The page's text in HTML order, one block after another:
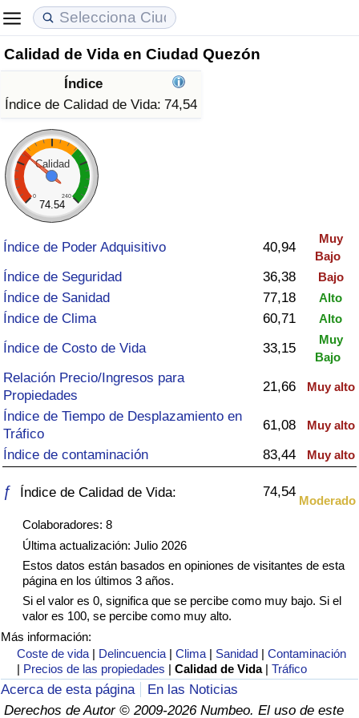
Calidad de Vida en Ciudad Quezón
Índice
Índice de Calidad de Vida: 74,54
Calidad
0 240
74.54
Índice de Poder Adquisitivo 40,94
Muy
Bajo
Índice de Seguridad 36,38 Bajo
Índice de Sanidad 77,18 Alto
Índice de Clima 60,71 Alto
Índice de Costo de Vida 33,15
Muy
Bajo
Relación Precio/Ingresos para
Propiedades
21,66 Muy alto
Índice de Tiempo de Desplazamiento en
Tráfico
61,08 Muy alto
Índice de contaminación 83,44 Muy alto
ƒ Índice de Calidad de Vida: 74,54
Moderado
Colaboradores: 8
Última actualización: Julio 2026
Estos datos están basados en opiniones de visitantes de esta
página en los últimos 3 años.
Si el valor es 0, significa que se percibe como muy bajo. Si el
valor es 100, se percibe como muy alto.
Más información:
Coste de vida | Delincuencia |Clima | Sanidad |Contaminación
| Precios de las propiedades |Calidad de Vida |Tráfico
Acerca de esta página
En las Noticias
Derechos de Autor © 2009-2026 Numbeo. El uso de este
Coste de vida
Índice de Costo de Vida (Actual)
Índice de Costo de Vida
Índice de costo de vida por país
en aqaba
Precios de las propiedades
Índice de Precios de Inmuebles (Actual)
Índice de Precios de Inmuebles
Índice de Precios de Inmuebles por País
Calidad de Vida
Índice de Calidad de Vida
Índice de Calidad de Vida (Actual)
Índice de calidad de vida por país
Delincuencia
(Actual)
Índice de Criminalidad
Sanidad
Índice de Sanidad (Actual)
Índice de Sanidad
Índice de Sanidad por País
Contaminación
Índice de Contaminación (Actual)
Índice de contaminación
Índice de Contaminación por País